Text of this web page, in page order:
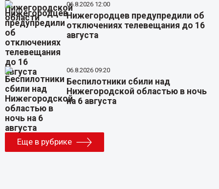
06.8.2026 12:00
Нижегородцев предупредили об
отключениях телевещания до 16
августа
06.8.2026 09:20
Беспилотники сбили над
Нижегородской областью в ночь
на 6 августа
Еще в рубрике